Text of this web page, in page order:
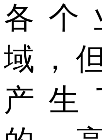
各个
域，
产生